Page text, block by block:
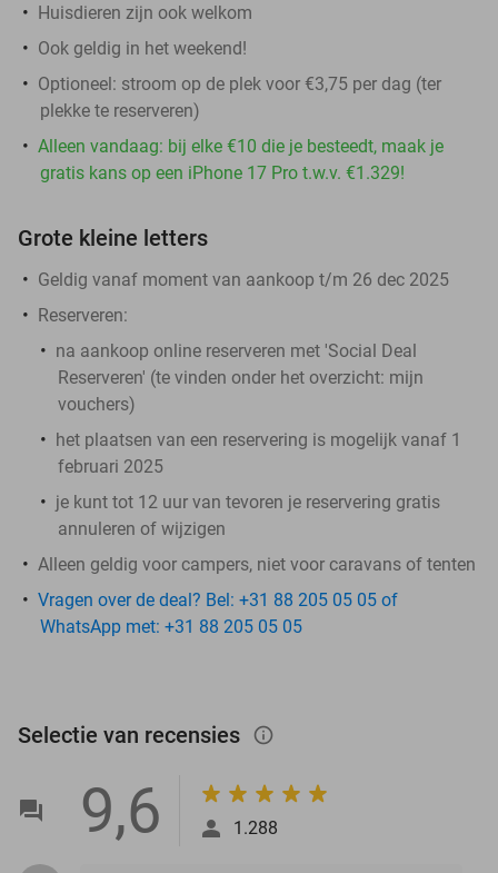
Huisdieren zijn ook welkom
Ook geldig in het weekend!
Optioneel: stroom op de plek voor €3,75 per dag (ter
plekke te reserveren)
Alleen vandaag: bij elke €10 die je besteedt, maak je
gratis kans op een iPhone 17 Pro t.w.v. €1.329!
Grote kleine letters
Geldig vanaf moment van aankoop t/m 26 dec 2025
Reserveren:
na aankoop online reserveren met 'Social Deal
Reserveren' (te vinden onder het overzicht: mijn
vouchers)
het plaatsen van een reservering is mogelijk vanaf 1
februari 2025
je kunt tot 12 uur van tevoren je reservering gratis
annuleren of wijzigen
Alleen geldig voor campers, niet voor caravans of tenten
Vragen over de deal? Bel: +31 88 205 05 05 of
WhatsApp met: +31 88 205 05 05
Selectie van recensies info_outlined
9,6 1.288